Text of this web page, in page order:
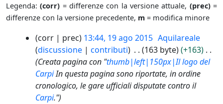
Legenda:(corr) = differenze con la versione attuale, (prec)=
differenze con la versione precedente, m = modifica minore
corr prec 13:44, 19 ago 2015 Aquilareale
discussione
contributi 163 byte
+163
Creata pagina con "thumb|left|150px|Il logo del
CarpiIn questa pagina sono riportate, in ordine
cronologico, le gare ufficiali disputate contro il
Carpi."